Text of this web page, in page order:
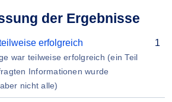
der Ergebnisse
erfolgreich
war teilweise erfolgreich (ein Teil
Informationen wurde
nicht alle)
1